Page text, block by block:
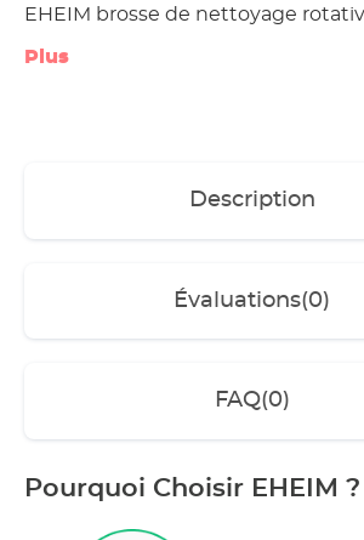
EHEIM brosse de nettoyage
Plus
Description
Évaluations(0)
FAQ(0)
Pourquoi Choisir EHEIM ?